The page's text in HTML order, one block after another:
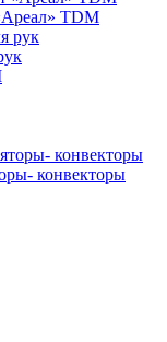
TDM
конвекторы